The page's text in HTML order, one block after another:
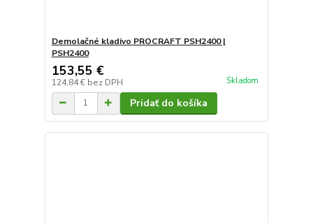
Demolačné kladivo PROCRAFT PSH2400 |
PSH2400
153,55 €
124,84 € bez DPH Skladom
Pridať do košíka